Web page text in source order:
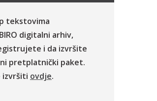
tekstovima
digitalni arhiv,
i da izvršite
pretplatnički paket.
izvršiti ovdje.